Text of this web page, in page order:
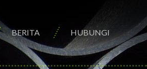
BERITA HUBUNGI